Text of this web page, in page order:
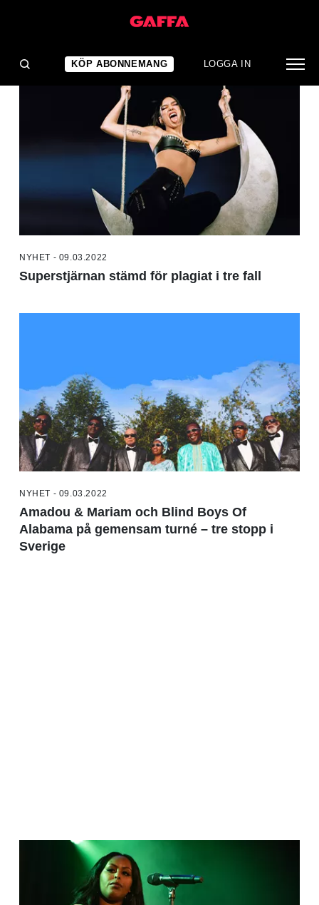
KÖP ABONNEMANG LOGGA IN
NYHET - 09.03.2022
Superstjärnan stämd för plagiat i tre fall
NYHET - 09.03.2022
Amadou & Mariam och Blind Boys Of
Alabama på gemensam turné – tre stopp i
Sverige